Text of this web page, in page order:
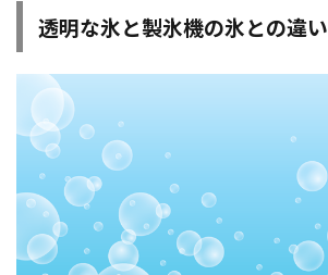
透明な氷と製氷機の氷との違い